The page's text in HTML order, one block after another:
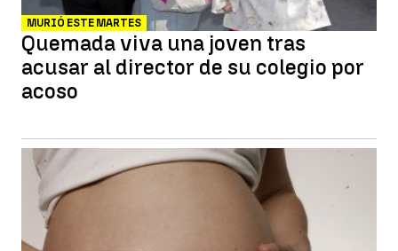
MURIÓ ESTE MARTES
Quemada viva una joven tras
acusar al director de su colegio por
acoso